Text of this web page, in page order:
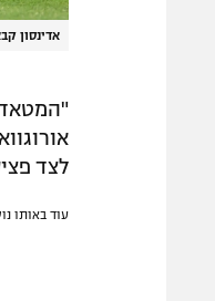
אדינסון
לצד
עוד באותו